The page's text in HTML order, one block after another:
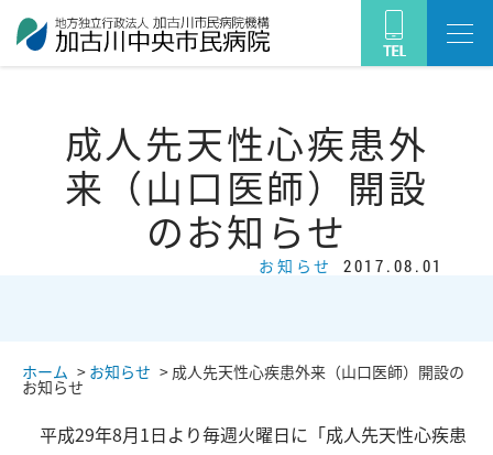
成人先天性心疾患外
来（山口医師）開設
のお知らせ
お知らせ 2017.08.01
ホーム > お知らせ > 成人先天性心疾患外来（山口医師）開設の
お知らせ
平成29年8月1日より毎週火曜日に「成人先天性心疾患